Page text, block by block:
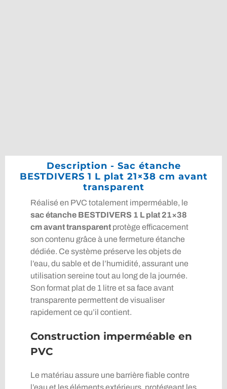
Description - Sac étanche
BESTDIVERS 1 L plat 21×38 cm avant
transparent
Réalisé en PVC totalement imperméable, le
sac étanche BESTDIVERS 1 L plat 21×38
cm avant transparentprotège efficacement
son contenu grâce à une fermeture étanche
dédiée. Ce système préserve les objets de
l’eau, du sable et de l’humidité, assurant une
utilisation sereine tout au long de la journée.
Son format plat de 1 litre et sa face avant
transparente permettent de visualiser
rapidement ce qu’il contient.
Construction imperméable en
PVC
Le matériau assure une barrière fiable contre
l’eau et les éléments extérieurs, protégeant les